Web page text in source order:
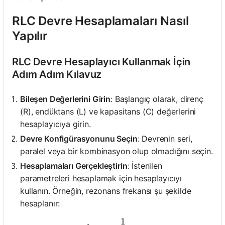
RLC Devre Hesaplamaları Nasıl
Yapılır
RLC Devre Hesaplayıcı Kullanmak İçin
Adım Adım Kılavuz
Bileşen Değerlerini Girin: Başlangıç olarak, direnç
(R), endüktans (L) ve kapasitans (C) değerlerini
hesaplayıcıya girin.
Devre Konfigürasyonunu Seçin: Devrenin seri,
paralel veya bir kombinasyon olup olmadığını seçin.
Hesaplamaları Gerçekleştirin: İstenilen
parametreleri hesaplamak için hesaplayıcıyı
kullanın. Örneğin, rezonans frekansı şu şekilde
hesaplanır:
1